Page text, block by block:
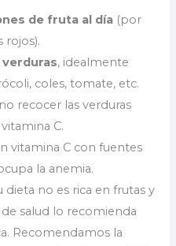
de fruta al día (por
rojos).
verduras, idealmente
coles, tomate, etc.
recocer las verduras
C.
vitamina C con fuentes
la anemia.
dieta no es rica en frutas y
salud lo recomienda
Recomendamos la